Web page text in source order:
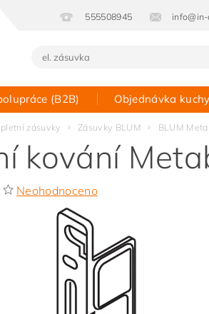
555508945
(B2B) Objednávka
Kontakt
zásuvky Zásuvky BLUM BLUM
kování
Neohodnoceno